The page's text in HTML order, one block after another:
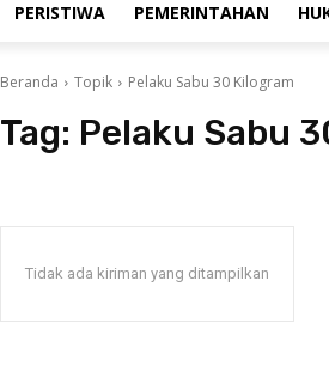
PERISTIWA PEMERINTAHAN
Beranda Topik Pelaku Sabu 30 Kilogram
Tag: Pelaku Sabu
Tidak ada kiriman yang ditampilkan